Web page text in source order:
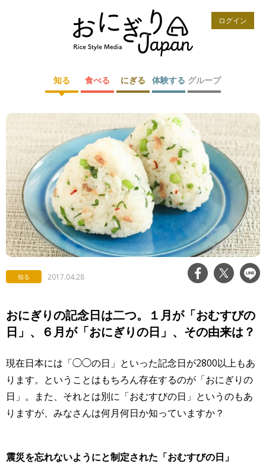
ログイン
知る 食べる にぎる 体験する グループ
知る 2017.04.28
おにぎりの記念日は二つ。１月が「おむすびの
日」、６月が「おにぎりの日」、その由来は？
現在日本には「◯◯の日」といった記念日が2800以上もあ
ります。ということはもちろん存在するのが「おにぎりの
日 」。また、それとは別に「おむすびの日 」というのもあ
りますが、みなさんは何月何日か知っていますか？
震災を忘れないようにと制定された「おむすびの日 」